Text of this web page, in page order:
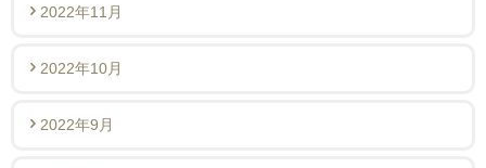
2022年11月
2022年10月
2022年9月